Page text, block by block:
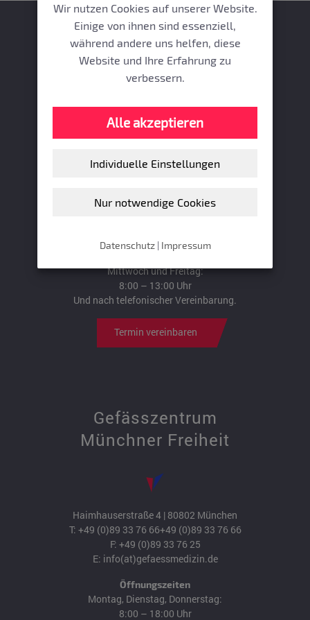
Gefässzentrum
Promenadeplatz
Promenadeplatz 8 | 80333 München
+49 (0)89 21 26 90 90+49 (0)89 21 26 90 90
kontakt(at)gefaessmedizin.de
Montag, Dienstag, Donnerstag:
Mittwoch und Freitag:
8:00 – 13:00 Uhr
Und nach telefonischer Vereinbarung.
Termin vereinbaren
Gefässzentrum
Münchner Freiheit
Haimhauserstraße 4 | 80802 München
T: +49 (0)89 33 76 66+49 (0)89 33 76 66
F: +49 (0)89 33 76 25
E: info(at)gefaessmedizin.de
Öffnungszeiten
Montag, Dienstag, Donnerstag:
8:00 – 18:00 Uhr
Wir nutzen Cookies auf unserer Website.
Einige von ihnen sind essenziell,
während andere uns helfen, diese
Website und Ihre Erfahrung zu
verbessern.
Alle akzeptieren
Individuelle Einstellungen
Nur notwendige Cookies
Datenschutz | Impressum